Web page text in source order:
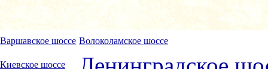
Варшавское шоссе Волоколамское шоссе
Киевское шоссе